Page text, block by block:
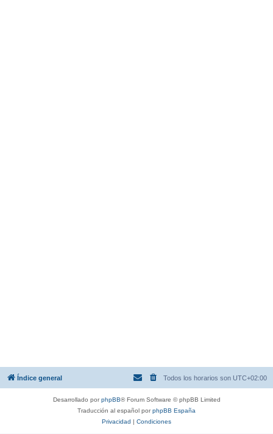
Índice general Todos los horarios son UTC+02:00
Desarrollado porphpBB® Forum Software © phpBB Limited
Traducción al español porphpBB España
Privacidad
Condiciones